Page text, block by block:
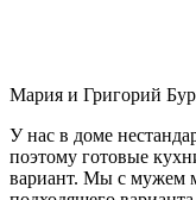
Мария и Григорий
У нас в доме
поэтому готовые
вариант. Мы с мужем